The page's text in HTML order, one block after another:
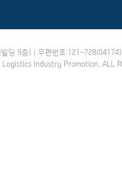
빌딩 9층) | 우편번호:121-
Industry Promotion. ALL